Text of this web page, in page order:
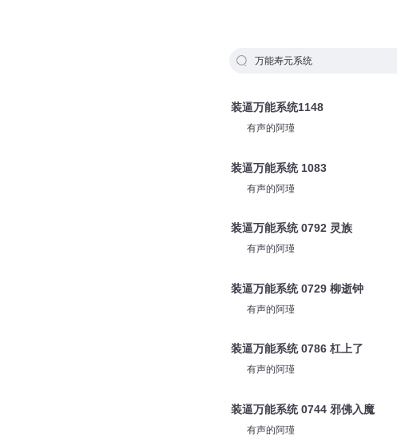
万能寿元系统
装逼万能系统1148
有声的阿瑾
装逼万能系统 1083
有声的阿瑾
装逼万能系统 0792 灵族
有声的阿瑾
装逼万能系统 0729 柳逝钟
有声的阿瑾
装逼万能系统 0786 杠上了
有声的阿瑾
装逼万能系统 0744 邪佛入魔
有声的阿瑾